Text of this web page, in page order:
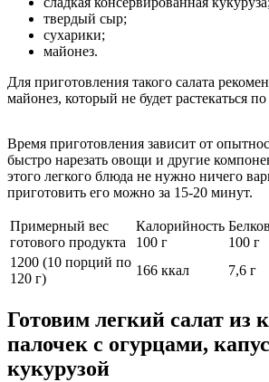
твердый сыр;
сухарики;
майонез.
Для приготовления такого салата
майонез, который не будет растекаться
Время приготовления зависит от
быстро нарезать овощи и другие
этого легкого блюда не нужно ничего
приготовить его можно за 15-20 минут.
Примерный вес
готового продукта
Калорийность
100 г
100 г
1200 (10 порций по
120 г)
166 ккал 7,6 г
Готовим легкий салат из
палочек с огурцами,
кукурузой